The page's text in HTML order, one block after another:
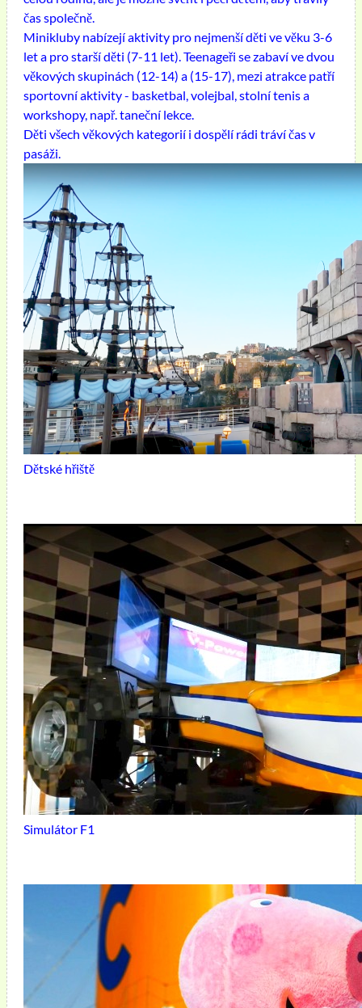
čas společně.
Minikluby nabízejí aktivity pro nejmenší děti ve věku 3-6
let a pro starší děti (7-11 let). Teenageři se zabaví ve dvou
věkových skupinách (12-14) a (15-17), mezi atrakce patří
sportovní aktivity - basketbal, volejbal, stolní tenis a
workshopy, např. taneční lekce.
Děti všech věkových kategorií i dospělí rádi tráví čas v
pasáži.
Dětské hřiště
Simulátor F1